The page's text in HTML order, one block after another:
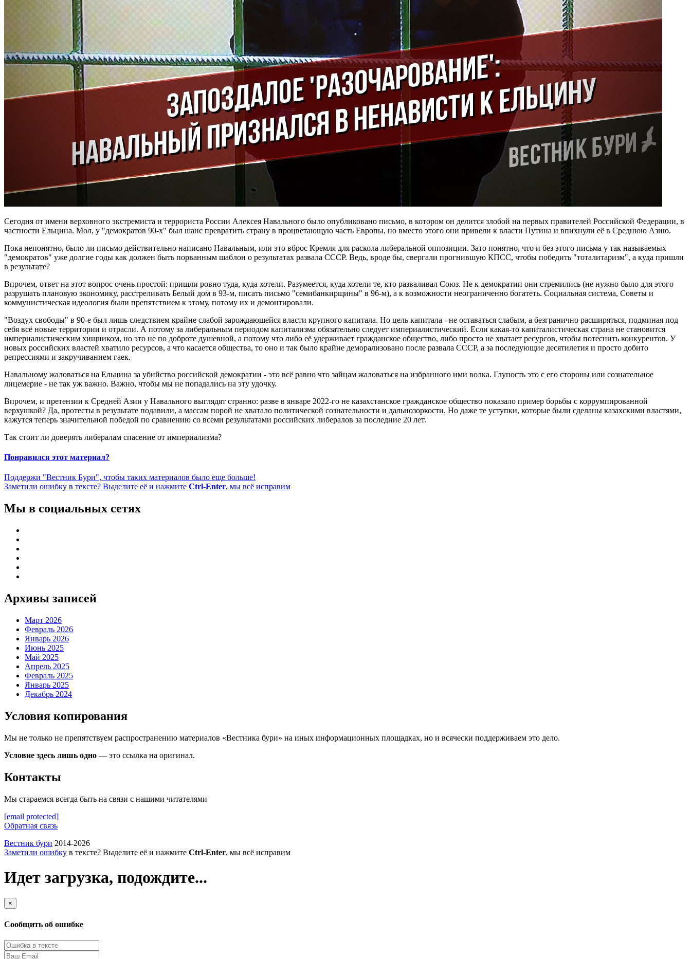
Сегодня от имени верховного экстремиста и террориста России Алексея Навального было опубликовано письмо, в котором он делится злобой на первых правителей Российской Федерации, в
частности Ельцина. Мол, у "демократов 90-х" был шанс превратить страну в процветающую часть Европы, но вместо этого они привели к власти Путина и впихнули её в Среднюю Азию.
Пока непонятно, было ли письмо действительно написано Навальным, или это вброс Кремля для раскола либеральной оппозиции. Зато понятно, что и без этого письма у так называемых
"демократов" уже долгие годы как должен быть порванным шаблон о результатах развала СССР. Ведь, вроде бы, свергали прогнившую КПСС, чтобы победить "тоталитаризм", а куда пришли
в результате?
Впрочем, ответ на этот вопрос очень простой: пришли ровно туда, куда хотели. Разумеется, куда хотели те, кто разваливал Союз. Не к демократии они стремились (не нужно было для этого
разрушать плановую экономику, расстреливать Белый дом в 93-м, писать письмо "семибанкирщины" в 96-м), а к возможности неограниченно богатеть. Социальная система, Советы и
коммунистическая идеология были препятствием к этому, потому их и демонтировали.
"Воздух свободы" в 90-е был лишь следствием крайне слабой зарождающейся власти крупного капитала. Но цель капитала - не оставаться слабым, а безгранично расширяться, подминая под
себя всё новые территории и отрасли. А потому за либеральным периодом капитализма обязательно следует империалистический. Если какая-то капиталистическая страна не становится
империалистическим хищником, но это не по доброте душевной, а потому что либо её удерживает гражданское общество, либо просто не хватает ресурсов, чтобы потеснить конкурентов. У
новых российских властей хватило ресурсов, а что касается общества, то оно и так было крайне деморализовано после развала СССР, а за последующие десятилетия и просто добито
репрессиями и закручиванием гаек.
Навальному жаловаться на Ельцина за убийство российской демократии - это всё равно что зайцам жаловаться на избранного ими волка. Глупость это с его стороны или сознательное
лицемерие - не так уж важно. Важно, чтобы мы не попадались на эту удочку.
Впрочем, и претензии к Средней Азии у Навального выглядят странно: разве в январе 2022-го не казахстанское гражданское общество показало пример борьбы с коррумпированной
верхушкой? Да, протесты в результате подавили, а массам порой не хватало политической сознательности и дальнозоркости. Но даже те уступки, которые были сделаны казахскими властями,
кажутся теперь значительной победой по сравнению со всеми результатами российских либералов за последние 20 лет.
Так стоит ли доверять либералам спасение от империализма?
Понравился этот материал?
Поддержи "Вестник Бури", чтобы таких материалов было еще больше!
Заметили ошибку в тексте? Выделите её и нажмите Ctrl-Enter, мы всё исправим
Мы в социальных сетях
Архивы записей
Март 2026
Февраль 2026
Январь 2026
Июнь 2025
Май 2025
Апрель 2025
Февраль 2025
Январь 2025
Декабрь 2024
Условия копирования
Мы не только не препятствуем распространению материалов «Вестника бури» на иных информационных площадках, но и всячески поддерживаем это дело.
Условие здесь лишь одно — это ссылка на оригинал.
Контакты
Мы стараемся всегда быть на связи с нашими читателями
[email protected]
Обратная связь
Вестник бури 2014-2026
Заметили ошибку в тексте? Выделите её и нажмите Ctrl-Enter, мы всё исправим
Идет загрузка, подождите...
×
Сообщить об ошибке